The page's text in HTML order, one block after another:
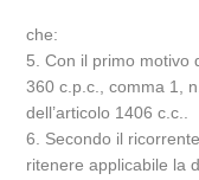
che:
5. Con il primo motivo
360 c.p.c., comma 1,
dell’articolo 1406 c.c..
6. Secondo il
ritenere applicabile la